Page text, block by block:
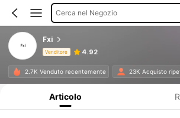
Cerca nel Negozio
Fxi
Venditore 4.92
2.7K Venduto recentemente 23K Acquisto
Articolo